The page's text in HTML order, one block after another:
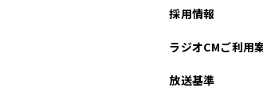
採用情報
ラジオCMご利用
放送基準